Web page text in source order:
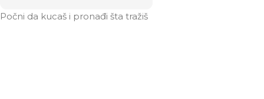
Počni da kucaš i pronađi šta tražiš